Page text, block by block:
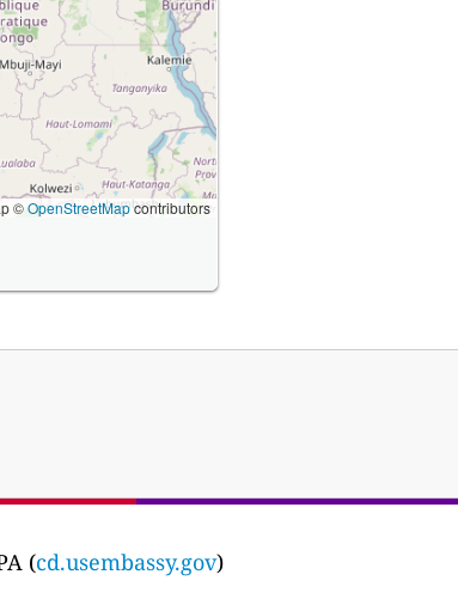
©OpenStreetMapcontributors
(cd.usembassy.gov)